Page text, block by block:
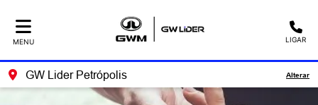
MENU LIGAR
GW Lider Petrópolis Alterar